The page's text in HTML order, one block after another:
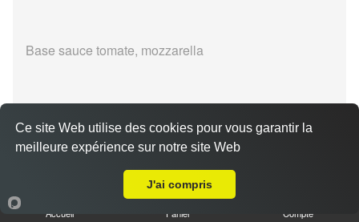
Base sauce tomate, mozzarella
Accueil Panier Compte
Ce site Web utilise des cookies pour vous garantir la
meilleure expérience sur notre site Web
J'ai compris